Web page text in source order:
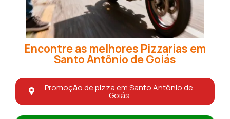
Encontre as melhores Pizzarias em
Santo Antônio de Goiás
Promoção de pizza em Santo Antônio de
Goiás